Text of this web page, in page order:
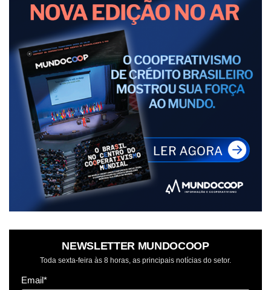
NEWSLETTER MUNDOCOOP
Toda sexta-feira às 8 horas, as principais notícias do setor.
Email*